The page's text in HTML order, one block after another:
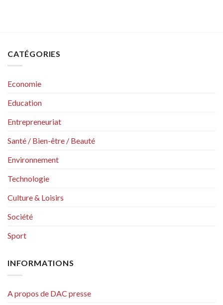
CATÉGORIES
Economie
Education
Entrepreneuriat
Santé / Bien-être / Beauté
Environnement
Technologie
Culture & Loisirs
Société
Sport
INFORMATIONS
A propos de DAC presse